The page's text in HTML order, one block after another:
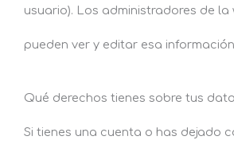
usuario). Los administradores de la
pueden ver y editar esa
Qué derechos tienes sobre tus
Si tienes una cuenta o has dejado